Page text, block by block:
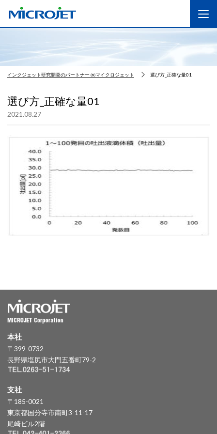
インクジェット研究開発のパートナー ㈱マイクロジェット 選び方_正確な量01
選び方_正確な量01
2021.08.27
本社
〒399-0732
長野県塩尻市大門五番町79-2
支社
〒185-0021
東京都国分寺市南町3-11-17
尾崎ビル2階